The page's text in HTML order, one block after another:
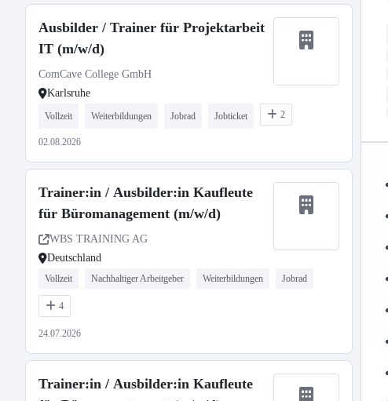
Ausbilder / Trainer für Projektarbeit
IT (m/w/d)
ComCave College GmbH
Karlsruhe
Vollzeit Weiterbildungen Jobrad Jobticket 2
02.08.2026
Trainer:in / Ausbilder:in Kaufleute
für Büromanagement (m/w/d)
WBS TRAINING AG
Deutschland
Vollzeit Nachhaltiger Arbeitgeber Weiterbildungen Jobrad
4
24.07.2026
Trainer:in / Ausbilder:in Kaufleute